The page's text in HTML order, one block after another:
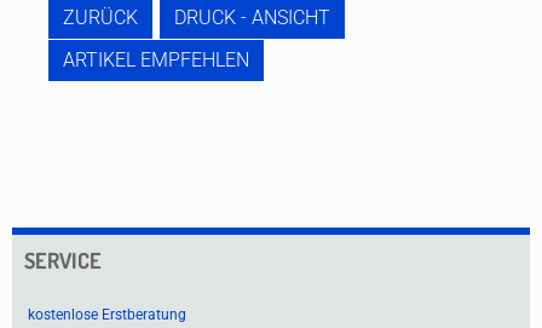
ZURÜCK
DRUCK - ANSICHT
ARTIKEL EMPFEHLEN
SERVICE
kostenlose Erstberatung